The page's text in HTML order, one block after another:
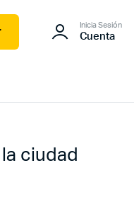
Inicia Sesión
Cuenta
ciudad